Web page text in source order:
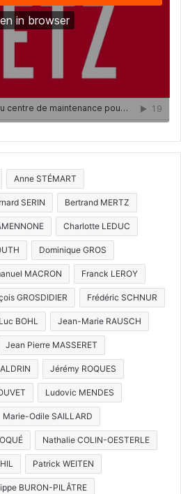
Anne STÉMART
SERIN Bertrand MERTZ
Charlotte LEDUC
Dominique GROS
MACRON Franck LEROY
GROSDIDIER Frédéric SCHNUR
BOHL Jean-Marie RAUSCH
Jean Pierre MASSERET
Jérémy ROQUES
Ludovic MENDES
Marie-Odile SAILLARD
Nathalie COLIN-OESTERLE
Patrick WEITEN
BURON-PILÂTRE